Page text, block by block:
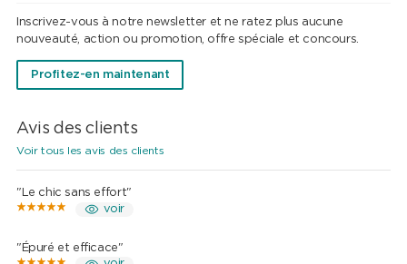
Inscrivez-vous à notre newsletter et ne ratez plus aucune
nouveauté, action ou promotion, offre spéciale et concours.
Profitez-en maintenant
Avis des clients
Voir tous les avis des clients
"Le chic sans effort"
voir
"Épuré et efficace"